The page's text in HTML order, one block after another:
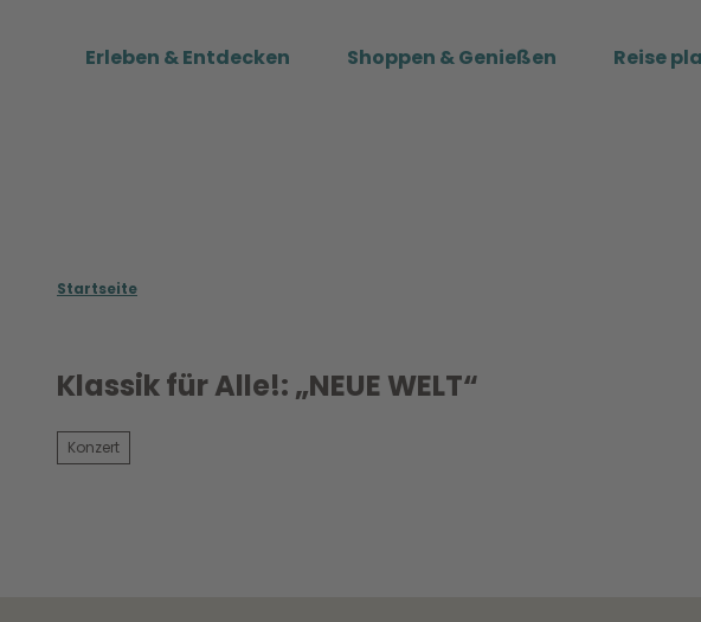
Erleben & Entdecken Shoppen & Genießen Reise
Startseite
Klassik für Alle!: „NEUE WELT“
Konzert